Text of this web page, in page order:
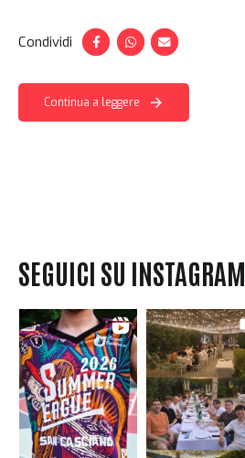
Condividi
Continua a leggere
SEGUICI SU INSTAGRAM